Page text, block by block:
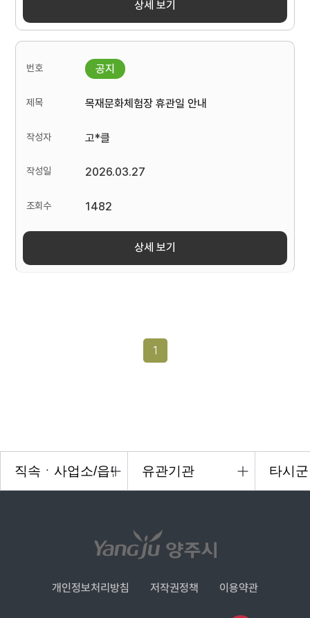
상세 보기
목재문화체험장 휴관일 안내
고*클
2026.03.27
1482
상세 보기
1
개인정보처리방침 저작권정책 이용약관